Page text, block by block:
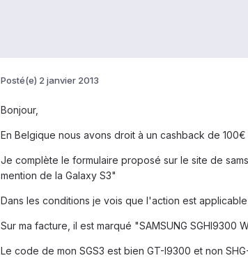
Posté(e) 2 janvier 2013
Bonjour,
En Belgique nous avons droit à un cashback de 100€
Je complète le formulaire proposé sur le site de
mention de la Galaxy S3"
Dans les conditions je vois que l'action est
Sur ma facture, il est marqué "SAMSUNG SGHI9300
Le code de mon SGS3 est bien GT-I9300 et non